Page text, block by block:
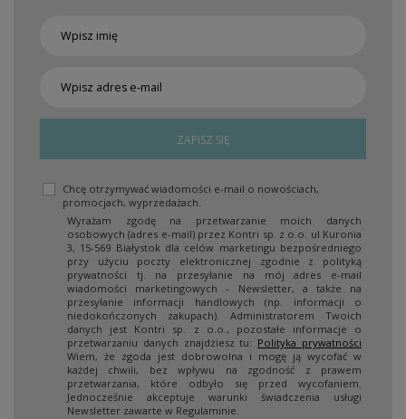
ZAPISZ SIĘ
Chcę otrzymywać wiadomości e-mail o nowościach,
promocjach, wyprzedażach.
Wyrażam zgodę na przetwarzanie moich danych
osobowych (adres e-mail) przez Kontri sp. z o.o. ul Kuronia
3, 15-569 Białystok dla celów marketingu bezpośredniego
przy użyciu poczty elektronicznej zgodnie z polityką
prywatności tj. na przesyłanie na mój adres e-mail
wiadomości marketingowych - Newsletter, a także na
przesyłanie informacji handlowych (np. informacji o
niedokończonych zakupach). Administratorem Twoich
danych jest Kontri sp. z o.o., pozostałe informacje o
przetwarzaniu danych znajdziesz tu: Polityka prywatności
Wiem, że zgoda jest dobrowolna i mogę ją wycofać w
każdej chwili, bez wpływu na zgodność z prawem
przetwarzania, które odbyło się przed wycofaniem.
Jednocześnie akceptuje warunki świadczenia usługi
Newsletter zawarte w Regulaminie.